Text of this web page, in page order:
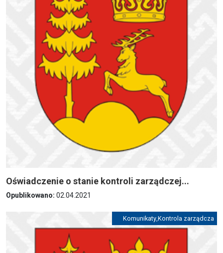
Oświadczenie o stanie kontroli zarządczej...
Opublikowano: 02.04.2021
Komunikaty,Kontrola zarządcza